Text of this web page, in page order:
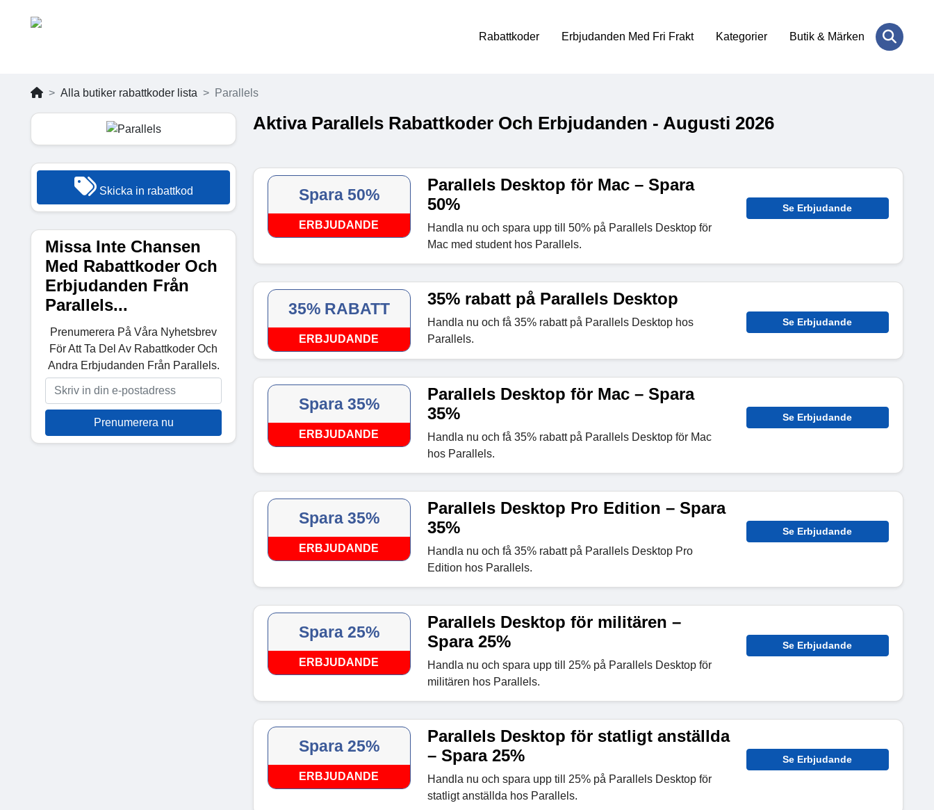
Rabattkoder Erbjudanden Med Fri Frakt Kategorier Butik & Märken
Alla butiker rabattkoder lista Parallels
Skicka in rabattkod
Missa Inte Chansen
Med Rabattkoder Och
Erbjudanden Från
Parallels...
Prenumerera På Våra Nyhetsbrev
För Att Ta Del Av Rabattkoder Och
Andra Erbjudanden Från Parallels.
Prenumerera nu
Aktiva Parallels Rabattkoder Och Erbjudanden - Augusti 2026
Spara 50%
ERBJUDANDE
Parallels Desktop för Mac – Spara
50%
Handla nu och spara upp till 50% på Parallels Desktop för
Mac med student hos Parallels.
Se Erbjudande
35% RABATT
ERBJUDANDE
35% rabatt på Parallels Desktop
Handla nu och få 35% rabatt på Parallels Desktop hos
Parallels.
Se Erbjudande
Spara 35%
ERBJUDANDE
Parallels Desktop för Mac – Spara
35%
Handla nu och få 35% rabatt på Parallels Desktop för Mac
hos Parallels.
Se Erbjudande
Spara 35%
ERBJUDANDE
Parallels Desktop Pro Edition – Spara
35%
Handla nu och få 35% rabatt på Parallels Desktop Pro
Edition hos Parallels.
Se Erbjudande
Spara 25%
ERBJUDANDE
Parallels Desktop för militären –
Spara 25%
Handla nu och spara upp till 25% på Parallels Desktop för
militären hos Parallels.
Se Erbjudande
Spara 25%
ERBJUDANDE
Parallels Desktop för statligt anställda
– Spara 25%
Handla nu och spara upp till 25% på Parallels Desktop för
statligt anställda hos Parallels.
Se Erbjudande